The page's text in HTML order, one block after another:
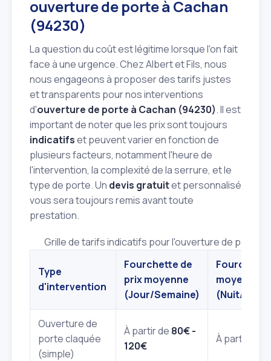
ouverture de porte à Cachan
(94230)
La question du coût est légitime lorsque l'on fait
face à une urgence. Chez Albert et Fils, nous
nous engageons à proposer des tarifs justes
et transparents pour nos interventions
d'ouverture de porte à Cachan (94230). Il est
important de noter que les prix sont toujours
indicatifset peuvent varier en fonction de
plusieurs facteurs, notamment l'heure de
l'intervention, la complexité de la serrure, et le
type de porte. Un devis gratuitet personnalisé
vous sera toujours remis avant toute
prestation.
Grille de tarifs indicatifs pour l'ouverture de porte
Type
d'intervention
Fourchette de
prix moyenne
(Jour/Semaine)
moyenne
(Nuit/
Ouverture de
porte claquée
(simple)
À partir de 80€ -
120€
À partir de